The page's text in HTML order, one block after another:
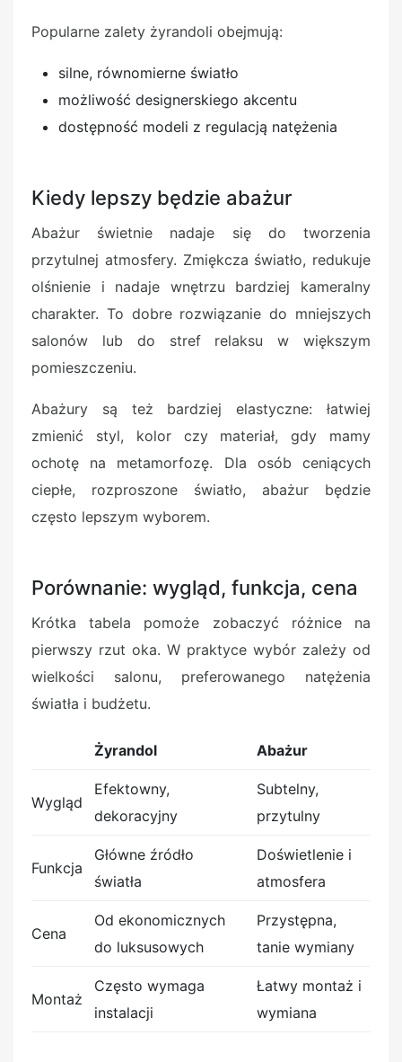
Popularne zalety żyrandoli obejmują:
silne, równomierne światło
możliwość designerskiego akcentu
dostępność modeli z regulacją natężenia
Kiedy lepszy będzie abażur
Abażur świetnie nadaje się do tworzenia
przytulnej atmosfery. Zmiękcza światło, redukuje
olśnienie i nadaje wnętrzu bardziej kameralny
charakter. To dobre rozwiązanie do mniejszych
salonów lub do stref relaksu w większym
pomieszczeniu.
Abażury są też bardziej elastyczne: łatwiej
zmienić styl, kolor czy materiał, gdy mamy
ochotę na metamorfozę. Dla osób ceniących
ciepłe, rozproszone światło, abażur będzie
często lepszym wyborem.
Porównanie: wygląd, funkcja, cena
Krótka tabela pomoże zobaczyć różnice na
pierwszy rzut oka. W praktyce wybór zależy od
wielkości salonu, preferowanego natężenia
światła i budżetu.
Żyrandol Abażur
Wygląd
Efektowny,
dekoracyjny
Subtelny,
przytulny
Funkcja
Główne źródło
światła
Doświetlenie i
atmosfera
Cena
Od ekonomicznych
do luksusowych
Przystępna,
tanie wymiany
Montaż
Często wymaga
instalacji
Łatwy montaż i
wymiana